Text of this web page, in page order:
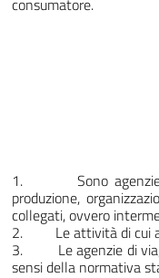
consumatore.
1. Sono agenzie di
produzione,
collegati, ovvero
2. Le attività di cui al
3. Le agenzie di
sensi della normativa